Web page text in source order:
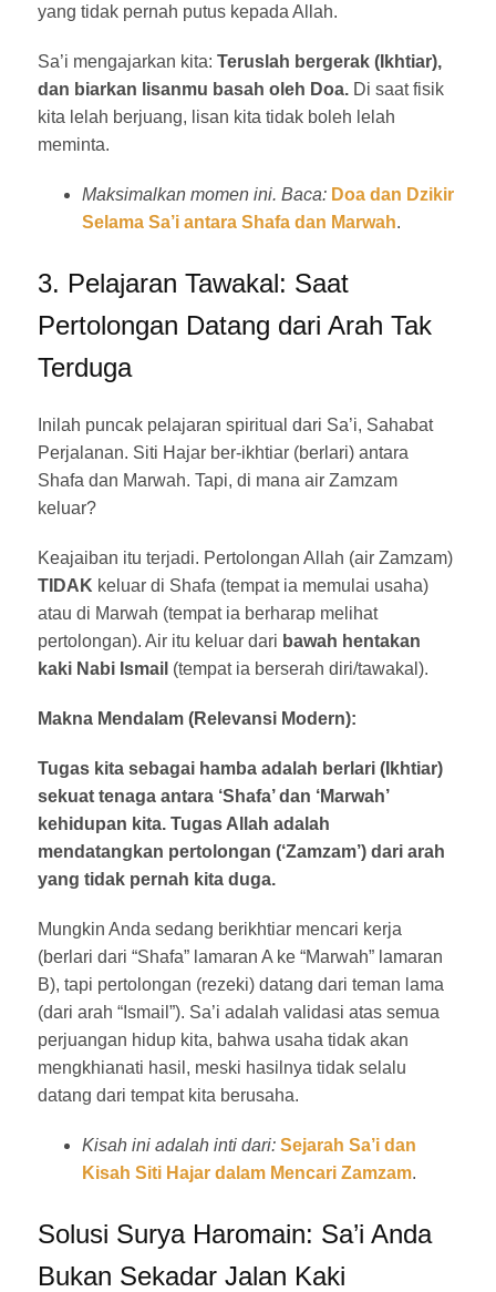
yang tidak pernah putus kepada Allah.
Sa’i mengajarkan kita: Teruslah bergerak (Ikhtiar),
dan biarkan lisanmu basah oleh Doa.Di saat fisik
kita lelah berjuang, lisan kita tidak boleh lelah
meminta.
Maksimalkan momen ini. Baca: Doa dan Dzikir
Selama Sa’i antara Shafa dan Marwah.
3. Pelajaran Tawakal: Saat
Pertolongan Datang dari Arah Tak
Terduga
Inilah puncak pelajaran spiritual dari Sa’i, Sahabat
Perjalanan. Siti Hajar ber-ikhtiar (berlari) antara
Shafa dan Marwah. Tapi, di mana air Zamzam
keluar?
Keajaiban itu terjadi. Pertolongan Allah (air Zamzam)
TIDAK keluar di Shafa (tempat ia memulai usaha)
atau di Marwah (tempat ia berharap melihat
pertolongan). Air itu keluar dari bawah hentakan
kaki Nabi Ismail (tempat ia berserah diri/tawakal).
Makna Mendalam (Relevansi Modern):
Tugas kita sebagai hamba adalah berlari (Ikhtiar)
sekuat tenaga antara ‘Shafa’ dan ‘Marwah’
kehidupan kita. Tugas Allah adalah
mendatangkan pertolongan (‘Zamzam’) dari arah
yang tidak pernah kita duga.
Mungkin Anda sedang berikhtiar mencari kerja
(berlari dari “Shafa” lamaran A ke “Marwah” lamaran
B), tapi pertolongan (rezeki) datang dari teman lama
(dari arah “Ismail”). Sa’i adalah validasi atas semua
perjuangan hidup kita, bahwa usaha tidak akan
mengkhianati hasil, meski hasilnya tidak selalu
datang dari tempat kita berusaha.
Kisah ini adalah inti dari: Sejarah Sa’i dan
Kisah Siti Hajar dalam Mencari Zamzam.
Solusi Surya Haromain: Sa’i Anda
Bukan Sekadar Jalan Kaki